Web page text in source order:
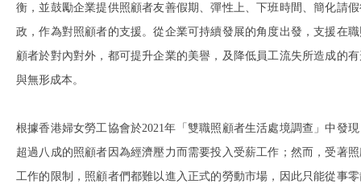
衡，並鼓勵企業提供照顧者友善假期、彈性上、下班時間、簡化請
政，作為對照顧者的支援。從企業可持續發展的角度出發，支援在
顧者於對內對外，都可提升企業的美譽，及降低員工流失所造成的
與無形成本。
根據香港婦女勞工協會於2021年「雙職照顧者生活處境調查」中發
超過八成的照顧者因為經濟壓力而需要投入受薪工作；然而，受著
工作的限制，照顧者們都難以進入正式的勞動市場，因此只能從事